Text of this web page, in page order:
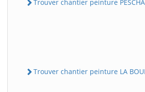
Trouver chantier peinture
Trouver chantier peinture LA